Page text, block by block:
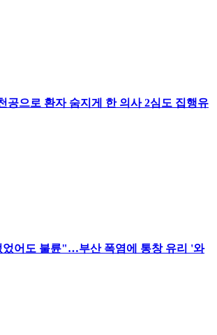
공으로 환자 숨지게 한 의사 2심도 집행유
었어도 불륜"…부산 폭염에 통창 유리 '와